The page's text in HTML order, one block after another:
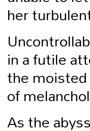
her
in a futile
the
of
As the